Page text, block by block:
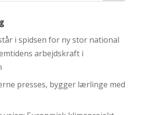
i spidsen for ny stor national
arbejdskraft i
presses, bygger lærlinge med